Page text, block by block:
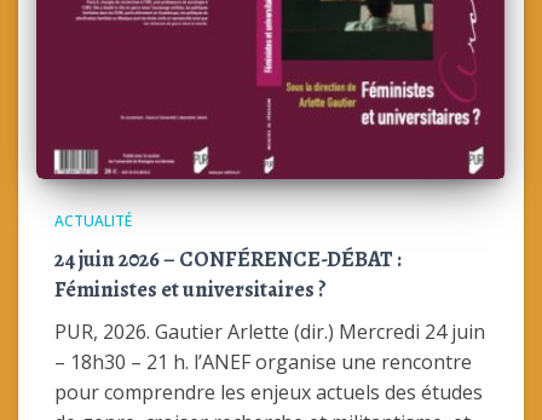
ACTUALITÉ
24 juin 2026 – CONFÉRENCE-DÉBAT :
Féministes et universitaires ?
PUR, 2026. Gautier Arlette (dir.) Mercredi 24 juin
– 18h30 – 21 h. l’ANEF organise une rencontre
pour comprendre les enjeux actuels des études